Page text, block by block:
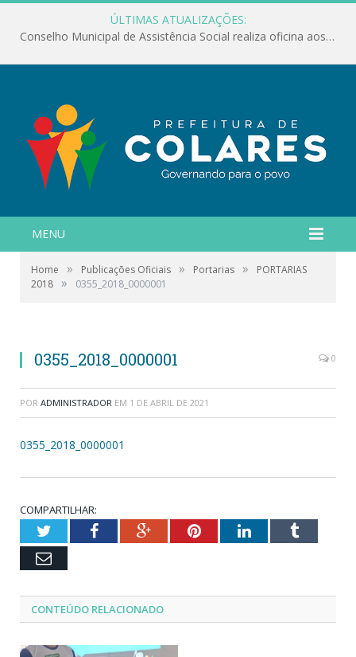
ÚLTIMAS ATUALIZAÇÕES:
Conselho Municipal de Assistência Social realiza oficina aos servidores
MENU
Home » Publicações Oficiais » Portarias »
PORTARIAS
2018 » 0355_2018_0000001
0355_2018_0000001 0
POR ADMINISTRADOR EM 1 DE ABRIL DE 2021
0355_2018_0000001
COMPARTILHAR:
TwitterFacebookGoogle+PinterestLinkedInTumblr
Email
CONTEÚDO RELACIONADO